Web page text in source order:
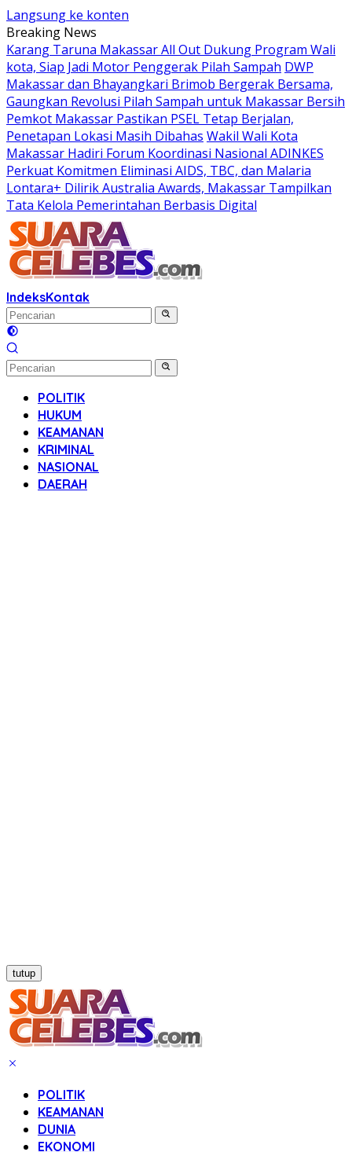
Langsung ke konten
Breaking News
Karang Taruna Makassar All Out Dukung Program Wali
kota, Siap Jadi Motor Penggerak Pilah Sampah DWP
Makassar dan Bhayangkari Brimob Bergerak Bersama,
Gaungkan Revolusi Pilah Sampah untuk Makassar Bersih
Pemkot Makassar Pastikan PSEL Tetap Berjalan,
Penetapan Lokasi Masih Dibahas Wakil Wali Kota
Makassar Hadiri Forum Koordinasi Nasional ADINKES
Perkuat Komitmen Eliminasi AIDS, TBC, dan Malaria
Lontara+ Dilirik Australia Awards, Makassar Tampilkan
Tata Kelola Pemerintahan Berbasis Digital
IndeksKontak
POLITIK
HUKUM
KEAMANAN
KRIMINAL
NASIONAL
DAERAH
tutup
POLITIK
KEAMANAN
DUNIA
EKONOMI